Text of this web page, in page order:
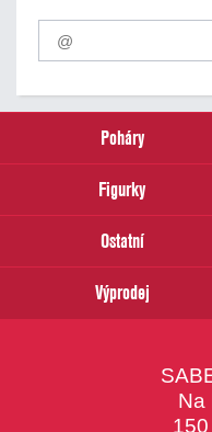
Pro
odběr
našich
email
Poháry
Figurky
Ostatní
Výprodej
Na